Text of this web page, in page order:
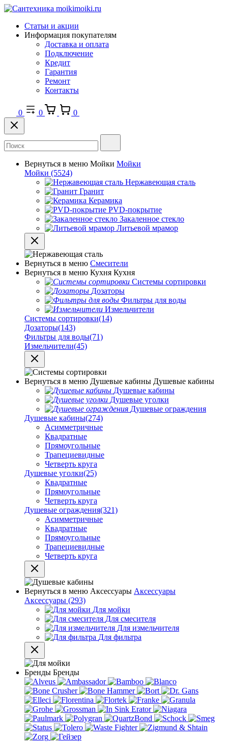
Статьи и акции
Информация покупателям
Доставка и оплата
Подключение
Кредит
Гарантия
Ремонт
Контакты
0 0 0
Вернуться в меню Мойки Мойки
Мойки (5524)
Нержавеющая сталь
Гранит
Керамика
PVD-покрытие
Закаленное стекло
Литьевой мрамор
Вернуться в меню Смесители
Вернуться в меню Кухня Кухня
Системы сортировки
Дозаторы
Фильтры для воды
Измельчители
Системы сортировки(14)
Дозаторы(143)
Фильтры для воды(71)
Измельчители(45)
Вернуться в меню Душевые кабины Душевые кабины
Душевые кабины
Душевые уголки
Душевые ограждения
Душевые кабины(274)
Асимметричные
Квадратные
Прямоугольные
Трапециевидные
Четверть круга
Душевые уголки(25)
Квадратные
Прямоугольные
Четверть круга
Душевые ограждения(321)
Асимметричные
Квадратные
Прямоугольные
Трапециевидные
Четверть круга
Вернуться в меню Аксессуары Аксессуары
Аксессуары (293)
Для мойки
Для смесителя
Для измельчителя
Для фильтра
Бренды Бренды